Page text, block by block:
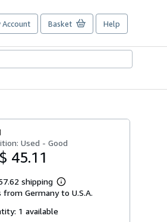
Account Basket Help
Used - Good
45.11
shipping
Learn
more
from Germany to U.S.A.
1 available